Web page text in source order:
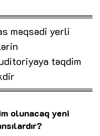
məqsədi yerli
təqdim
olunacaq yeni